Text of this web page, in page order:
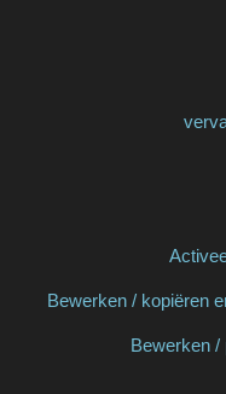
Bewerken / kopiëren
Bewerken /